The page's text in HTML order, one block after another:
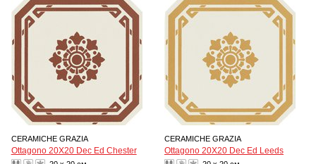
CERAMICHE GRAZIA
Ottagono 20X20 Dec Ed Chester
CERAMICHE GRAZIA
Ottagono 20X20 Dec Ed Leeds